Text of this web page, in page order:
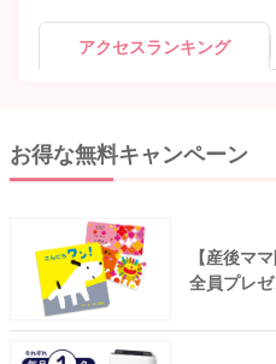
アクセスランキング
お得な無料キャンペーン
【産後マ
全員プレゼ